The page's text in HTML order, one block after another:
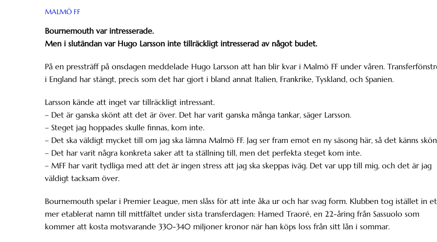
MALMÖ FF
Bournemouth var intresserade.
Men i slutändan var Hugo Larsson inte tillräckligt intresserad av något budet.
På en pressträff på onsdagen meddelade Hugo Larsson att han blir kvar i Malmö FF under våren.
i England har stängt, precis som det har gjort i bland annat Italien, Frankrike, Tyskland, och Spanien.
Larsson kände att inget var tillräckligt intressant.
– Det är ganska skönt att det är över. Det har varit ganska många tankar, säger Larsson.
– Steget jag hoppades skulle finnas, kom inte.
– Det ska väldigt mycket till om jag ska lämna Malmö FF. Jag ser fram emot en ny säsong här, så det känns
– Det har varit några konkreta saker att ta ställning till, men det perfekta steget kom inte.
– MFF har varit tydliga med att det är ingen stress att jag ska skeppas iväg. Det var upp till mig, och det är jag
väldigt tacksam över.
Bournemouth spelar i Premier League, men slåss för att inte åka ur och har svag form. Klubben tog istället in
mer etablerat namn till mittfältet under sista transferdagen: Hamed Traoré, en 22-åring från Sassuolo som
kommer att kosta motsvarande 330-340 miljoner kronor när han köps loss från sitt lån i sommar.